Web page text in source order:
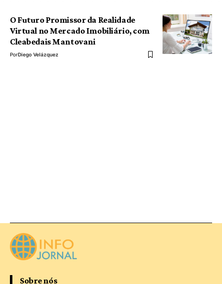
O Futuro Promissor da Realidade
Virtual no Mercado Imobiliário, com
Cleabedais Mantovani
PorDiego Velázquez
Sobre nós